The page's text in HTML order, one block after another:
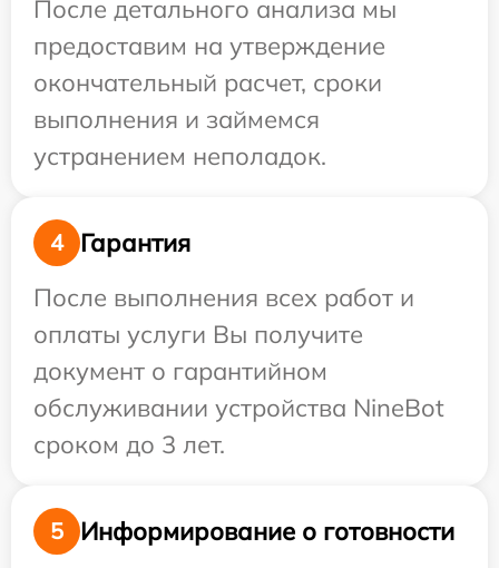
После детального анализа мы
предоставим на утверждение
окончательный расчет, сроки
выполнения и займемся
устранением неполадок.
4
Гарантия
После выполнения всех работ и
оплаты услуги Вы получите
документ о гарантийном
обслуживании устройства NineBot
сроком до 3 лет.
5
Информирование о готовности